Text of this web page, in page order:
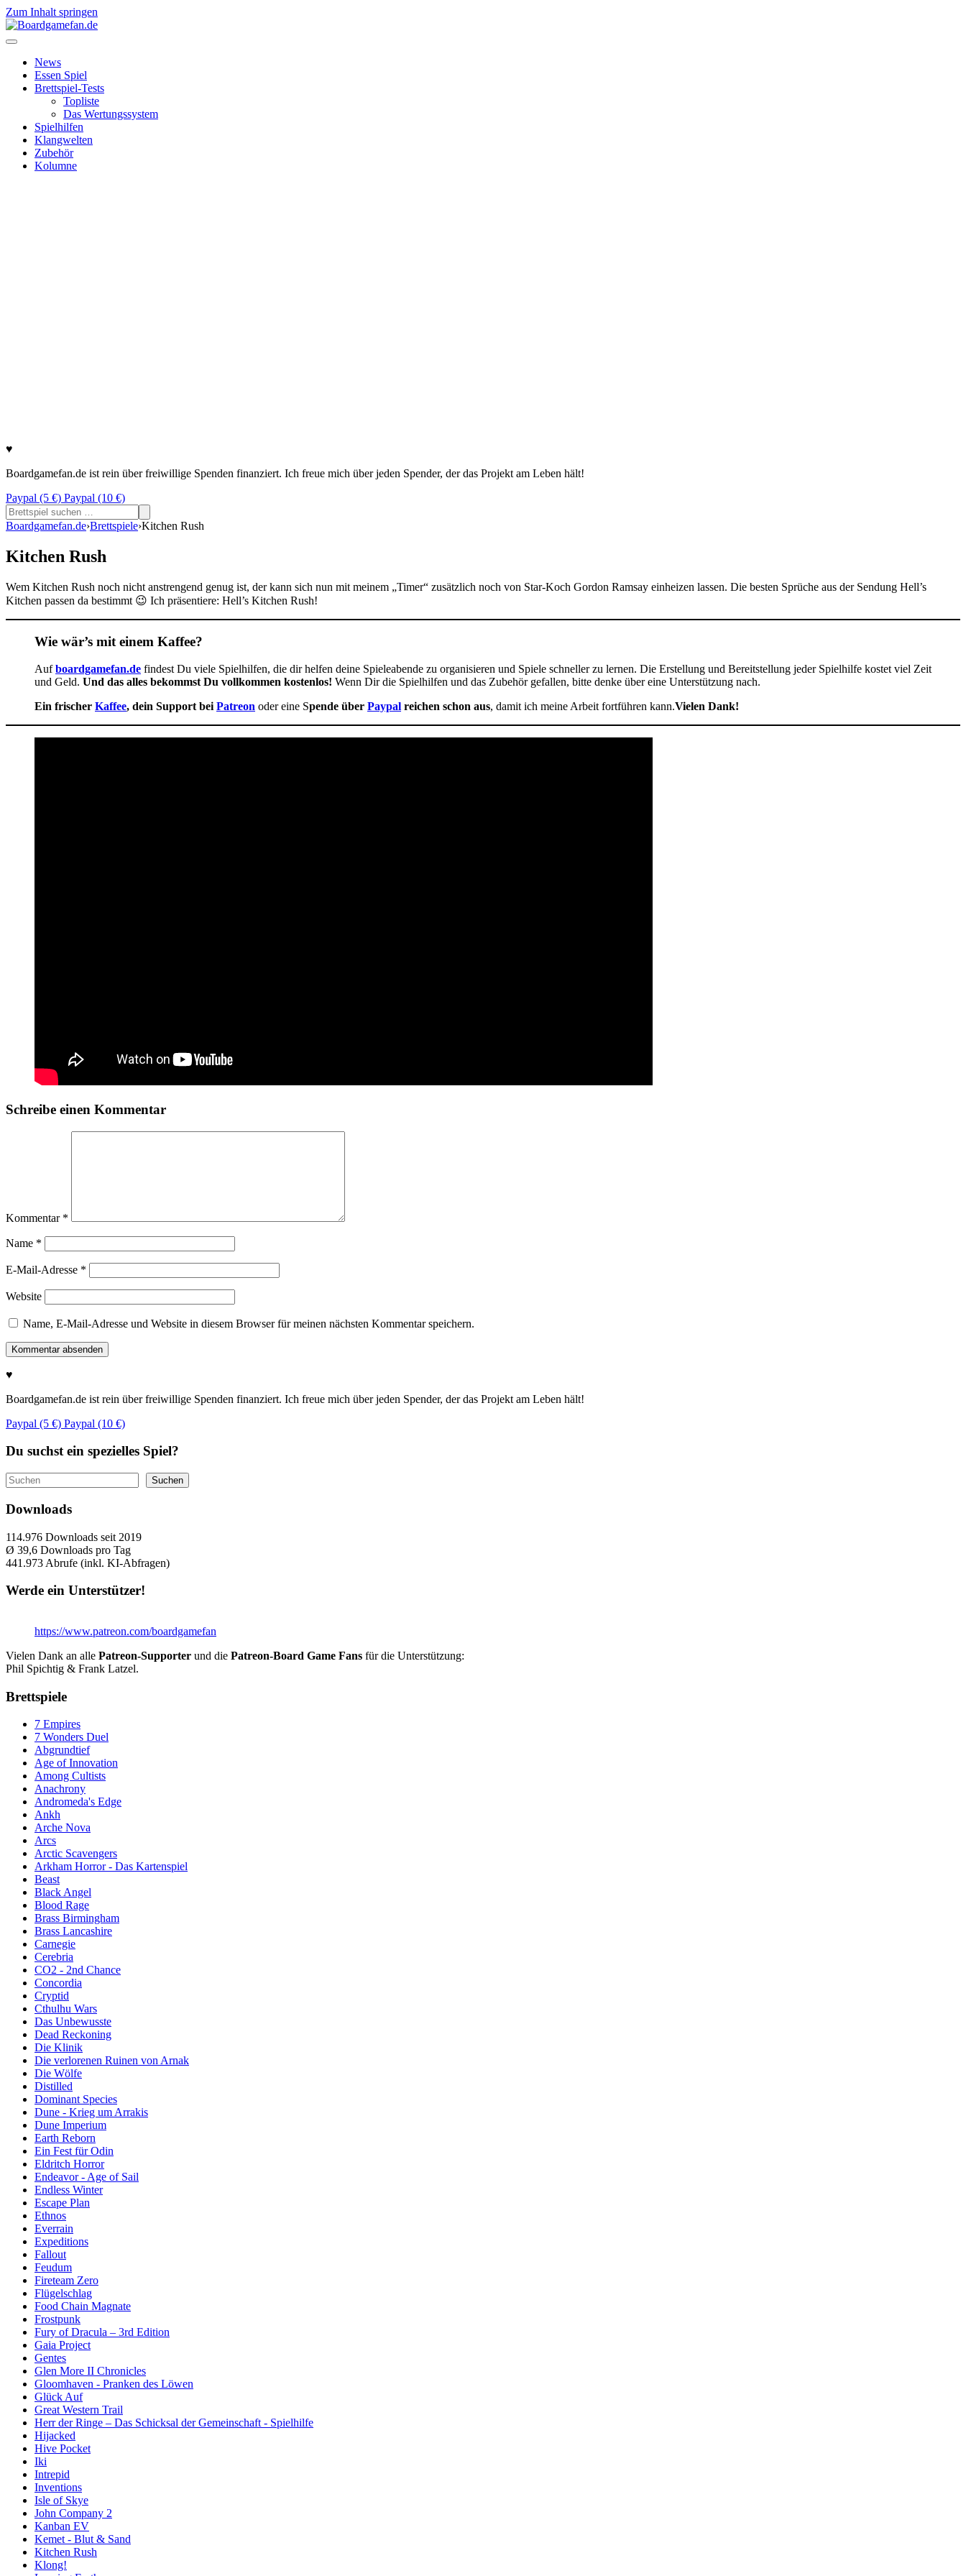
Zum Inhalt springen
News
Essen Spiel
Brettspiel-Tests
Topliste
Das Wertungssystem
Spielhilfen
Klangwelten
Zubehör
Kolumne
♥
Boardgamefan.de ist rein über freiwillige Spenden finanziert. Ich freue mich über jeden Spender, der das Projekt am Leben hält!
Paypal (5 €) Paypal (10 €)
Suchen
nach:
Boardgamefan.de›Brettspiele›Kitchen Rush
Kitchen Rush
Wem Kitchen Rush noch nicht anstrengend genug ist, der kann sich nun mit meinem „Timer“ zusätzlich noch von Star-Koch Gordon Ramsay einheizen lassen. Die besten Sprüche aus der Sendung Hell’s
Kitchen passen da bestimmt 😉 Ich präsentiere: Hell’s Kitchen Rush!
Wie wär’s mit einem Kaffee?
Aufboardgamefan.de findest Du viele Spielhilfen, die dir helfen deine Spieleabende zu organisieren und Spiele schneller zu lernen. Die Erstellung und Bereitstellung jeder Spielhilfe kostet viel Zeit
und Geld. Und das alles bekommst Du vollkommen kostenlos! Wenn Dir die Spielhilfen und das Zubehör gefallen, bitte denke über eine Unterstützung nach.
Ein frischer Kaffee, dein Support bei Patreon oder eine Spende über Paypal reichen schon aus, damit ich meine Arbeit fortführen kann.Vielen Dank!
Schreibe einen Kommentar
Kommentar *
Name *
E-Mail-Adresse *
Website
Name, E-Mail-Adresse und Website in diesem Browser für meinen nächsten Kommentar speichern.
♥
Boardgamefan.de ist rein über freiwillige Spenden finanziert. Ich freue mich über jeden Spender, der das Projekt am Leben hält!
Paypal (5 €) Paypal (10 €)
Du suchst ein spezielles Spiel?
Suchen Suchen
Downloads
114.976 Downloads seit 2019
Ø 39,6 Downloads pro Tag
441.973 Abrufe (inkl. KI-Abfragen)
Werde ein Unterstützer!
https://www.patreon.com/boardgamefan
Vielen Dank an alle Patreon-Supporter und die Patreon-Board Game Fans für die Unterstützung:
Phil Spichtig & Frank Latzel.
Brettspiele
7 Empires
7 Wonders Duel
Abgrundtief
Age of Innovation
Among Cultists
Anachrony
Andromeda's Edge
Ankh
Arche Nova
Arcs
Arctic Scavengers
Arkham Horror - Das Kartenspiel
Beast
Black Angel
Blood Rage
Brass Birmingham
Brass Lancashire
Carnegie
Cerebria
CO2 - 2nd Chance
Concordia
Cryptid
Cthulhu Wars
Das Unbewusste
Dead Reckoning
Die Klinik
Die verlorenen Ruinen von Arnak
Die Wölfe
Distilled
Dominant Species
Dune - Krieg um Arrakis
Dune Imperium
Earth Reborn
Ein Fest für Odin
Eldritch Horror
Endeavor - Age of Sail
Endless Winter
Escape Plan
Ethnos
Everrain
Expeditions
Fallout
Feudum
Fireteam Zero
Flügelschlag
Food Chain Magnate
Frostpunk
Fury of Dracula – 3rd Edition
Gaia Project
Gentes
Glen More II Chronicles
Gloomhaven - Pranken des Löwen
Glück Auf
Great Western Trail
Herr der Ringe – Das Schicksal der Gemeinschaft - Spielhilfe
Hijacked
Hive Pocket
Iki
Intrepid
Inventions
Isle of Skye
John Company 2
Kanban EV
Kemet - Blut & Sand
Kitchen Rush
Klong!